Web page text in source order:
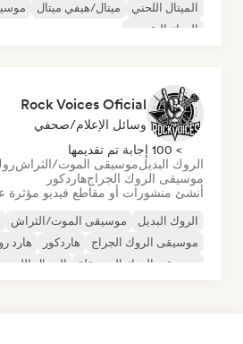
الميتال اللحني
ميتال/هيفي ميتال
الروك التقدمي
Rock Voices Oficial
وسائل الإعلام/صحفي
> 100 إجابة تم تقديمها
الروك البديلموسيقى الموت/الثراش
موسيقى الروك الجراجهاردكور
أنشئ منشورات أو مقاطع فيديو مؤثرة
الروك البديل موسيقى الموت/الثراش
موسيقى الروك الجراج
هاردكور
هارد
موسيقى الروك المستقلة
الميتال اللحني